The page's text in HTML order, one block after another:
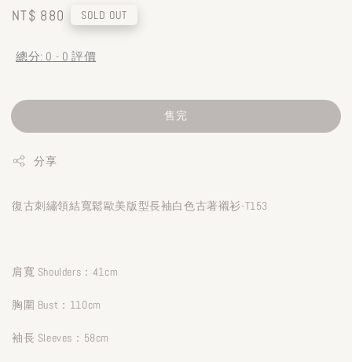
Regular
NT$ 880 SOLD OUT
總分: 0 - 0 評價
售完
分享
復古刺繡領結寬鬆歐美版型長袖白色古著襯衫-T153
肩寬 Shoulders：41cm
胸圍 Bust：110cm
袖長 Sleeves：58cm